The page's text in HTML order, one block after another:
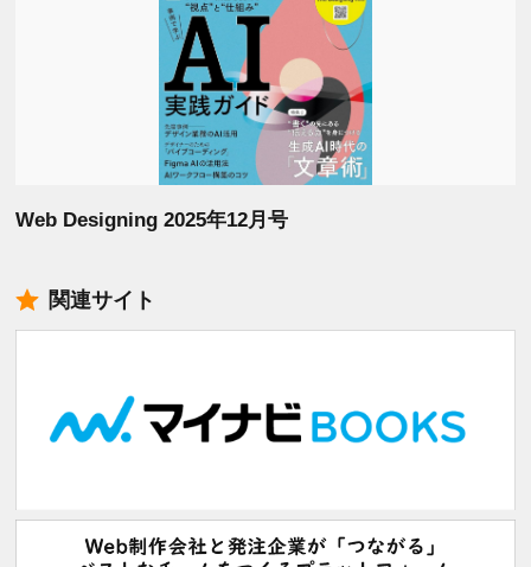
Web Designing 2025年12月号
関連サイト